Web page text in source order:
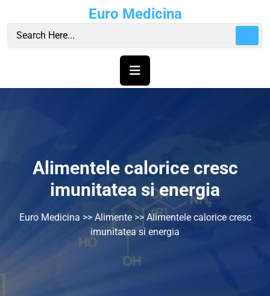
content
Euro Medicina
Alimentele calorice cresc
imunitatea si energia
Euro Medicina >> Alimente>> Alimentele calorice cresc
imunitatea si energia